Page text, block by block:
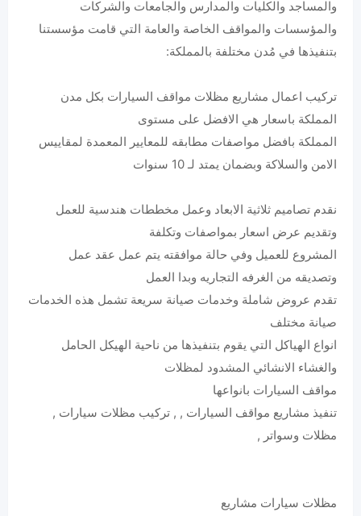
والمساجد والكليات والمدارس والجامعات والشركات
والمؤسسات والمواقف الخاصة والعامة التي قامت مؤسستنا
بتنفيذها في مُدن مختلفة بالمملكة:
تركيب اعمال مشاريع مظلات مواقف السيارات بكل مدن
المملكة باسعار هي الافضل على مستوى
المملكة بافضل مواصفات مطابقه للمعايير المعمدة لمقاييس
الامن والسلاكة وبضمان يمتد لـ 10 سنوات
نقدم تصاميم ثلاثية الابعاد وعمل مخططات هندسية للعمل
وتقديم عرض اسعار بمواصفات وتكلفة
المشروع للعميل وفي حالة موافقته يتم عمل عقد عمل
وتصديقه من الغرفه التجاريه وبدا العمل
تقدم عروض شاملة وخدمات صيانة سريعة تشمل هذه الخدمات
صيانة مختلف
انواع الهياكل التي يقوم بتنفيذها من ناحية الهيكل الحامل
والغشاء الانشائي المشدود لمظلات
مواقف السيارات بانواعها
تنفيذ مشاريع مواقف السيارات , , تركيب مظلات سيارات ,
مظلات وسواتر ,
مظلات سيارات مشاريع